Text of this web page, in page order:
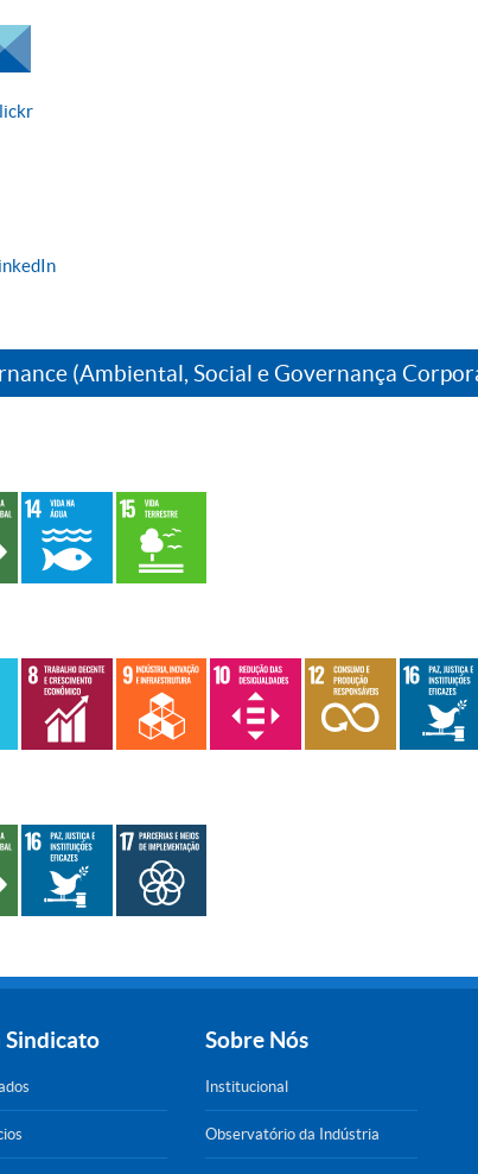
(Ambiental, Social e Governança
Sindicato Sobre Nós
Institucional
Observatório da Indústria